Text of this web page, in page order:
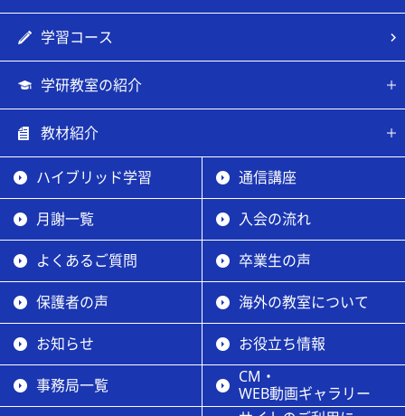
学習コース
学研教室の紹介
教材紹介
ハイブリッド学習 通信講座
月謝一覧 入会の流れ
よくあるご質問 卒業生の声
保護者の声 海外の教室について
お知らせ お役立ち情報
事務局一覧
CM・
WEB動画ギャラリー